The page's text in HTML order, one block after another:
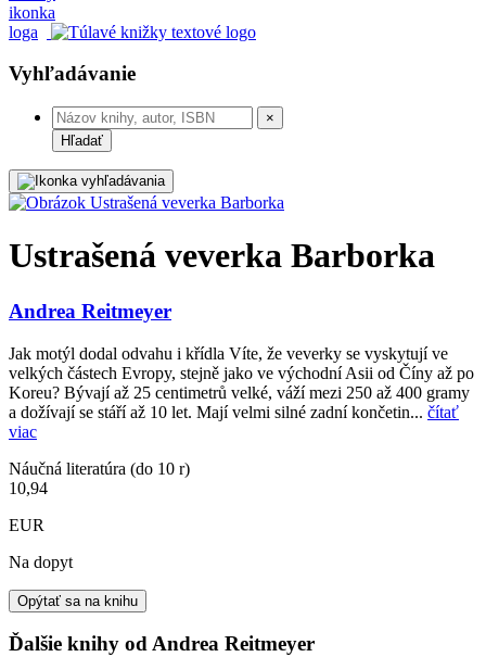
Vyhľadávanie
×
Hľadať
Ustrašená veverka Barborka
Andrea Reitmeyer
Jak motýl dodal odvahu i křídla Víte, že veverky se vyskytují ve
velkých částech Evropy, stejně jako ve východní Asii od Číny až po
Koreu? Bývají až 25 centimetrů velké, váží mezi 250 až 400 gramy
a dožívají se stáří až 10 let. Mají velmi silné zadní končetin... čítať
viac
Náučná literatúra (do 10 r)
10,94
EUR
Na dopyt
Opýtať sa na knihu
Ďalšie knihy od Andrea Reitmeyer